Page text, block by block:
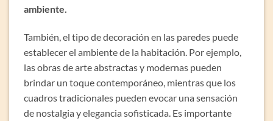
ambiente.
También, el tipo de decoración en las paredes puede
establecer el ambiente de la habitación. Por ejemplo,
las obras de arte abstractas y modernas pueden
brindar un toque contemporáneo, mientras que los
cuadros tradicionales pueden evocar una sensación
de nostalgia y elegancia sofisticada. Es importante